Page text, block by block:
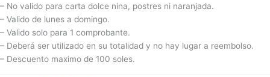
– No valido para carta dolce nina, postres ni naranjada.
– Valido de lunes a domingo.
– Valido solo para 1 comprobante.
– Deberá ser utilizado en su totalidad y no hay lugar a reembolso.
– Descuento maximo de 100 soles.